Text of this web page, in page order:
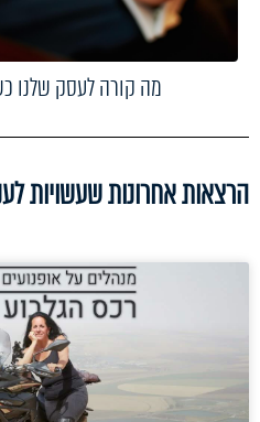
מה קורה לעסק שלנו
הרצאות אחרונות שעשויות